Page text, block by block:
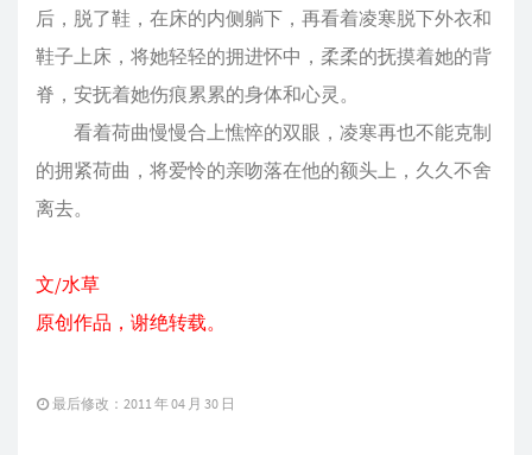
后，脱了鞋，在床的内侧躺下，再看着凌寒脱下外衣和
鞋子上床，将她轻轻的拥进怀中，柔柔的抚摸着她的背
脊，安抚着她伤痕累累的身体和心灵。
看着荷曲慢慢合上憔悴的双眼，凌寒再也不能克制
的拥紧荷曲，将爱怜的亲吻落在他的额头上，久久不舍
离去。
文/水草
原创作品，谢绝转载。
最后修改：2011 年 04 月 30 日